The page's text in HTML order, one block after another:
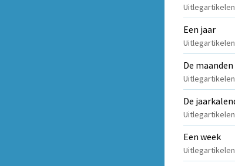
Een jaar
De
De
Een week